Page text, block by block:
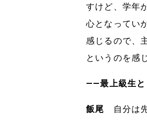
すけど、学年
心となってい
感じるので、
というのを感
――最上級生と
飯尾 自分は